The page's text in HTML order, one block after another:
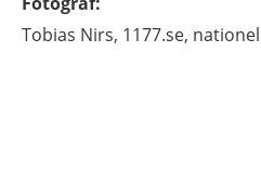
Tobias Nirs, 1177.se,